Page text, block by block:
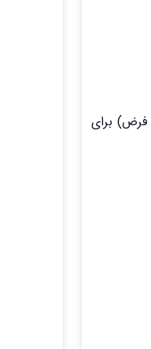
برای